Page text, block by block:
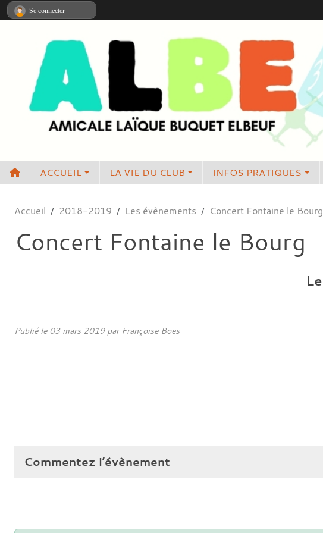
ACCUEIL LA VIE DU CLUB INFOS PRATIQUES
Accueil 2018-2019 Les évènements Concert Fontaine le Bourg
Concert Fontaine le Bourg
Le
Publié le 03 mars 2019par Françoise Boes
Commentez l’évènement
Se connecter
Panneau de gestion des cookies